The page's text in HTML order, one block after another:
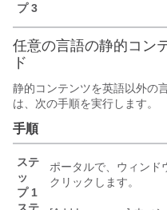
プ 3
任意の言語の静的コン
ド
静的コンテンツを英語以外の
は、次の手順を実行します。
手順
ステ
ッ
プ 1
ポータルで、ウィンド
クリックします。